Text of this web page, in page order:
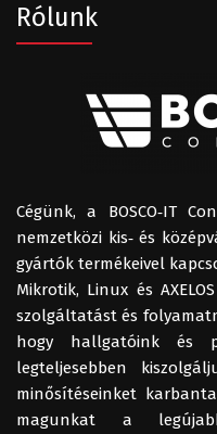
Rólunk
Cégünk, a BOSCO‑IT
nemzetközi kis‑ és
gyártók termékeivel
Mikrotik, Linux és
szolgáltatást és
hogy hallgatóink és
legteljesebben
minősítéseinket
magunkat a